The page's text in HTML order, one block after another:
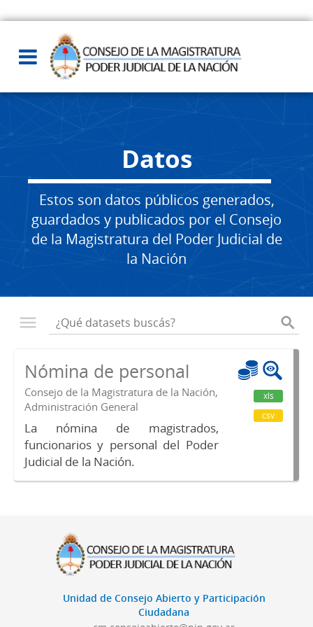
Datos
Estos son datos públicos generados,
guardados y publicados por el Consejo
de la Magistratura del Poder Judicial de
la Nación
Nómina de personal
Consejo de la Magistratura de la Nación,
Administración General
La nómina de magistrados,
funcionarios y personal del Poder
Judicial de la Nación.
xls
csv
Unidad de Consejo Abierto y Participación
Ciudadana